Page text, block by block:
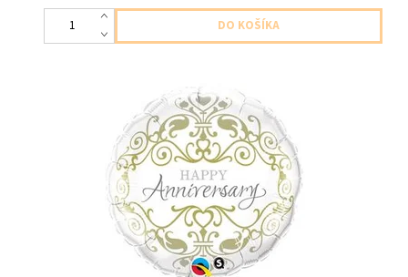
foliovy balon biely s napisom striebornym stastne vyrocie
/svadby , vztahu.../ 1ks v baleni velkost 46cm dodavame